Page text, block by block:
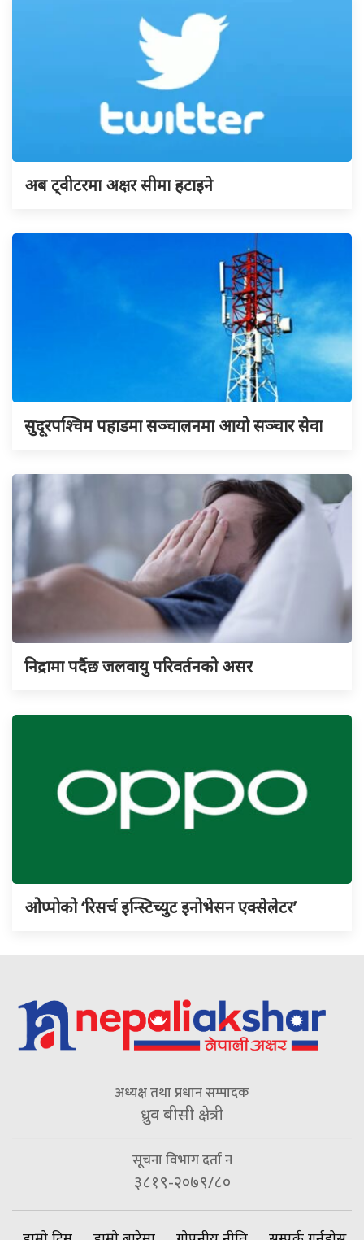
अब ट्वीटरमा अक्षर सीमा हटाइने
सुदूरपश्चिम पहाडमा सञ्चालनमा आयो सञ्चार सेवा
निद्रामा पर्दैछ जलवायु परिवर्तनको असर
ओप्पोको ‘रिसर्च इन्स्टिच्युट इनोभेसन एक्सेलेटर’
अध्यक्ष तथा प्रधान सम्पादक
ध्रुव बीसी क्षेत्री
सूचना विभाग दर्ता न
३८१९-२०७९/८०